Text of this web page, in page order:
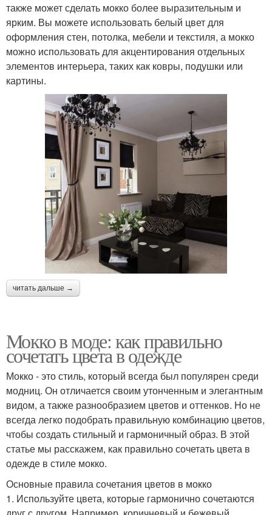
также может сделать мокко более выразительным и
ярким. Вы можете использовать белый цвет для
оформления стен, потолка, мебели и текстиля, а мокко
можно использовать для акцентирования отдельных
элементов интерьера, таких как ковры, подушки или
картины.
читать дальше →
Мокко в моде: как правильно
сочетать цвета в одежде
Мокко - это стиль, который всегда был популярен среди
модниц. Он отличается своим утонченным и элегантным
видом, а также разнообразием цветов и оттенков. Но не
всегда легко подобрать правильную комбинацию цветов,
чтобы создать стильный и гармоничный образ. В этой
статье мы расскажем, как правильно сочетать цвета в
одежде в стиле мокко.
Основные правила сочетания цветов в мокко
1. Используйте цвета, которые гармонично сочетаются